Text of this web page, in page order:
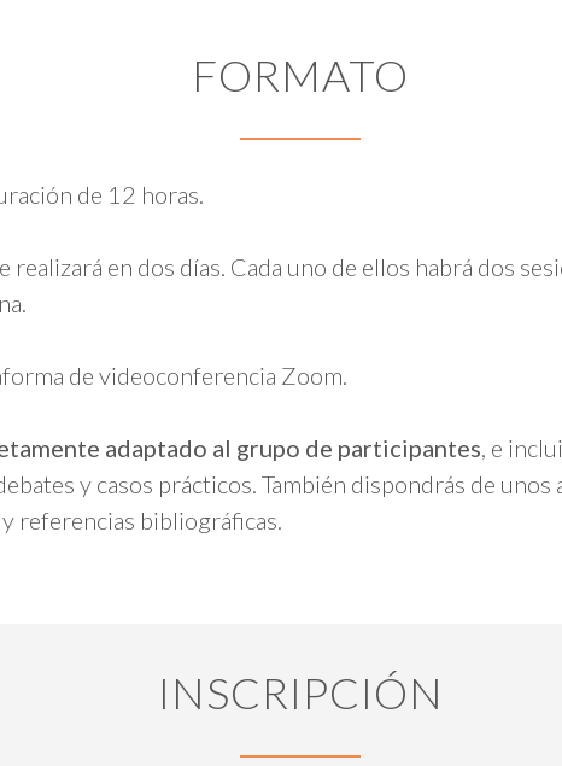
FORMATO
de 12 horas.
realizará en dos días. Cada uno de ellos habrá dos
de videoconferencia Zoom.
adaptado al grupo de participantes, e
y casos prácticos. También dispondrás de unos
referencias bibliográficas.
INSCRIPCIÓN